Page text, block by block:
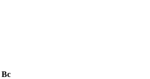
Вс